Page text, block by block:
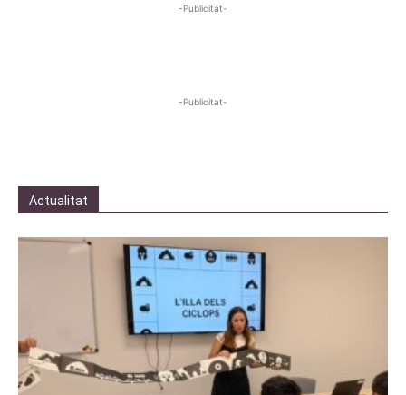
-Publicitat-
-Publicitat-
Actualitat